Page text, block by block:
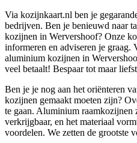
Via kozijnkaart.nl ben je
bedrijven. Ben je benieuwd naar
kozijnen in Wervershoof? Onze
informeren en adviseren je graag.
aluminium kozijnen in
veel betaalt! Bespaar tot maar
Ben je je nog aan het oriënteren
kozijnen gemaakt moeten zijn?
te gaan. Aluminium
verkrijgbaar, en het materiaal
voordelen. We zetten de grootste